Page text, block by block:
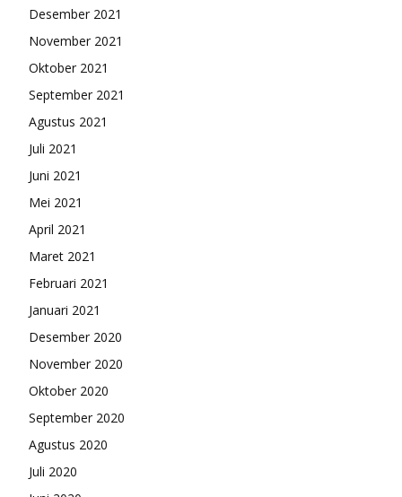
Desember 2021
November 2021
Oktober 2021
September 2021
Agustus 2021
Juli 2021
Juni 2021
Mei 2021
April 2021
Maret 2021
Februari 2021
Januari 2021
Desember 2020
November 2020
Oktober 2020
September 2020
Agustus 2020
Juli 2020